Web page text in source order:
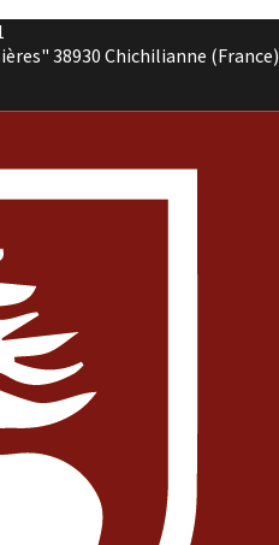
38930 Chichilianne (France)